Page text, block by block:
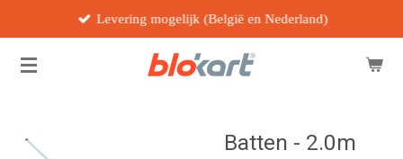
naar
Levering mogelijk (België en Nederland)
Batten - 2.0m